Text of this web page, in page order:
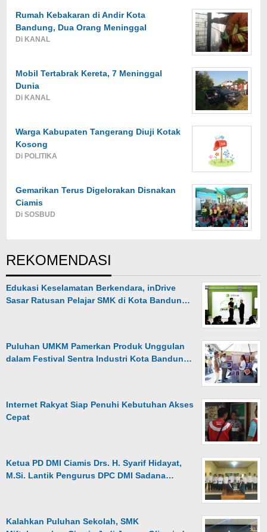
Rumah Kebakaran di Andir Kota
Bandung, Dua Orang Meninggal
Di KANAL
Mobil Tertabrak Kereta, 7 Meninggal
Dunia
Di KANAL
Warga Kabupaten Tangerang Diuji Kotak
Kosong
Di POLITIKA
Gemarikan Terus Digelorakan Disnakan
Ciamis
Di SOSBUD
REKOMENDASI
Edukasi Keselamatan Berkendara, inDrive
Sasar Ratusan Pelajar SMK di Kota Bandun…
Puluhan UMKM Pamerkan Produk Unggulan
dalam Festival Sentra Industri Kota Bandun…
Internet Rakyat Siap Penuhi Kebutuhan Akses
Cepat
Ketua PD DMI Ciamis Drs. H. Syarif Hidayat,
M.Si. Lantik Pengurus DPC DMI Sadana…
Kalahkan Puluhan Sekolah, SMK